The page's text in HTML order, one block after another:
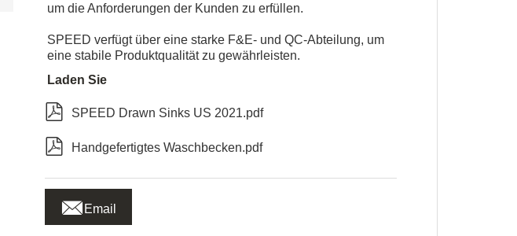
um die Anforderungen der Kunden zu erfüllen.
SPEED verfügt über eine starke F&E- und QC-Abteilung, um
eine stabile Produktqualität zu gewährleisten.
Laden Sie
 SPEED Drawn Sinks US 2021.pdf
 Handgefertigtes Waschbecken.pdf
 Email